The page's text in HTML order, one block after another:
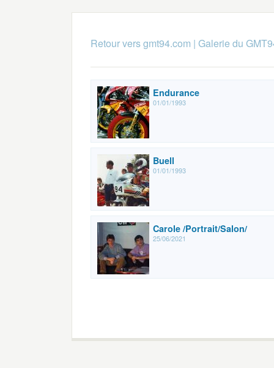
Retour vers gmt94.com | Galerie du
Endurance
01/01/1993
Buell
01/01/1993
Carole /Portrait/Salon/
25/06/2021